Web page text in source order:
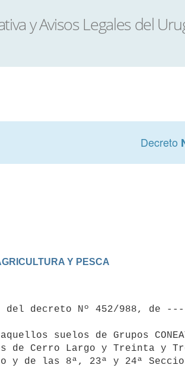
Decreto
Y PESCA
suelos de Grupos
de Cerro Largo y Treinta y
y de las 8ª, 23ª y 24ª